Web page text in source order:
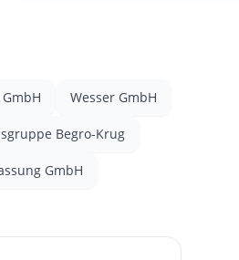
Wesser GmbH
Begro-Krug
GmbH